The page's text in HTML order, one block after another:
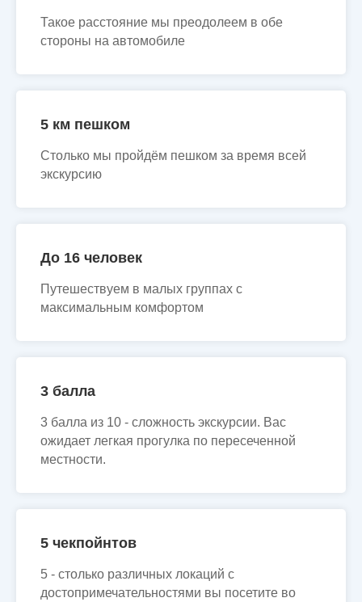
Такое расстояние мы преодолеем в обе
стороны на автомобиле
5 км пешком
Столько мы пройдём пешком за время всей
экскурсию
До 16 человек
Путешествуем в малых группах с
максимальным комфортом
3 балла
3 балла из 10 - сложность экскурсии. Вас
ожидает легкая прогулка по пересеченной
местности.
5 чекпойнтов
5 - столько различных локаций с
достопримечательностями вы посетите во